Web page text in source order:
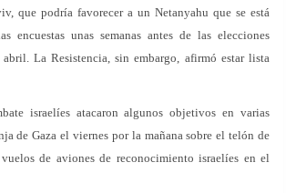
que podría favorecer a un Netanyahu que se está
encuestas unas semanas antes de las elecciones
La Resistencia, sin embargo, afirmó estar lista
israelíes atacaron algunos objetivos en varias
de Gaza el viernes por la mañana sobre el telón de
de aviones de reconocimiento israelíes en el